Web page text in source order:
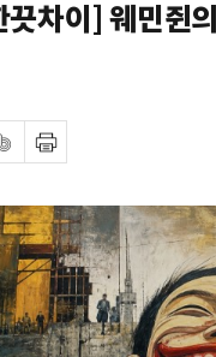
끗차이] 웨민쥔